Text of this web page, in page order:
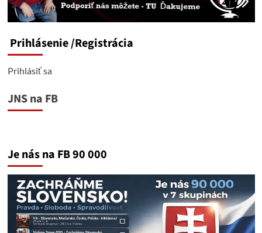
Prihlásenie/Registrácia
Prihlásiť sa
JNS na FB
Je nás na FB 90 000